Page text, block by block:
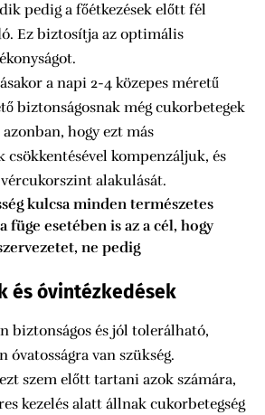
pedig a főétkezések előtt fél
Ez biztosítja az optimális
a napi 2-4 közepes méretű
biztonságosnak még cukorbetegek
hogy ezt más
kompenzáljuk, és
alakulását.
kulcsa minden természetes
füge esetében is az a cél, hogy
ne pedig
és óvintézkedések
biztonságos és jól tolerálható,
óvatosságra van szükség.
szem előtt tartani azok számára,
kezelés alatt állnak cukorbetegség